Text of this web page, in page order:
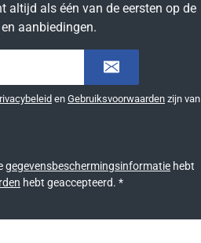
altijd als één van de eersten op de
aanbiedingen.
en Gebruiksvoorwaarden zijn van
gegevensbeschermingsinformatie hebt
hebt geaccepteerd. *